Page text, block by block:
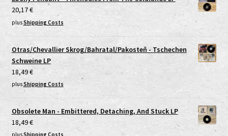
20,17€
plusShipping Costs
Otras/Chevallier Skrog/Bahratal/Pakosteň - Tschechen
Schweine LP
18,49€
plusShipping Costs
Obsolete Man - Embittered, Detaching, And Stuck LP
18,49€